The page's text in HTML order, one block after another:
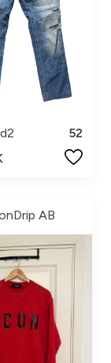
52
AB